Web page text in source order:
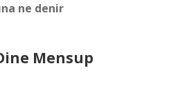
ne denir
Mensup